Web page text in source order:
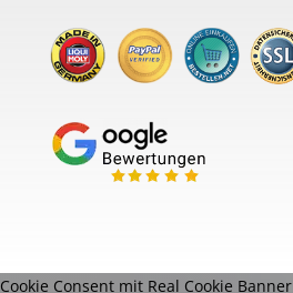
Cookie Consent mit Real Cookie Banner